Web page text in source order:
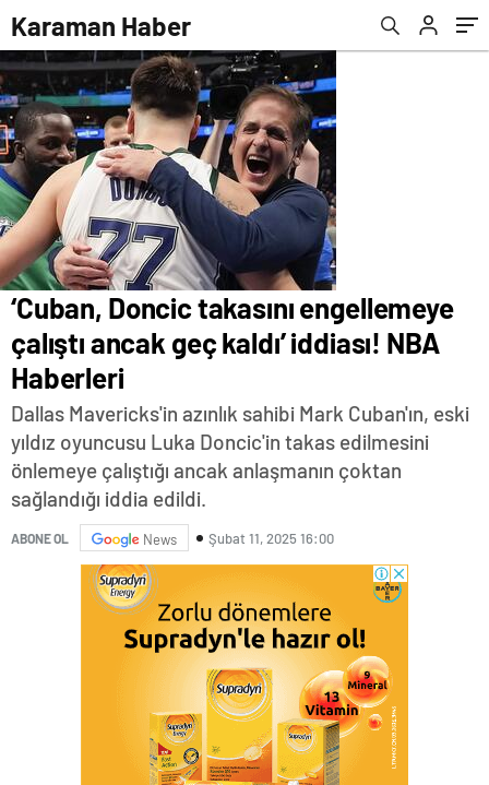
Karaman Haber
‘Cuban, Doncic takasını engellemeye
çalıştı ancak geç kaldı’ iddiası! NBA
Haberleri
Dallas Mavericks'in azınlık sahibi Mark Cuban'ın, eski
yıldız oyuncusu Luka Doncic'in takas edilmesini
önlemeye çalıştığı ancak anlaşmanın çoktan
sağlandığı iddia edildi.
ABONE OL News Şubat 11, 2025 16:00